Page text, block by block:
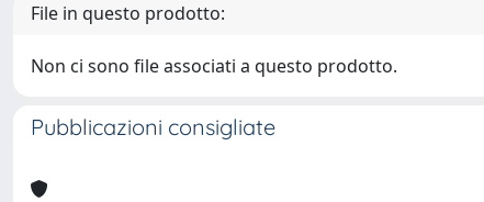
File in questo prodotto:
Non ci sono file associati a questo prodotto.
Pubblicazioni consigliate